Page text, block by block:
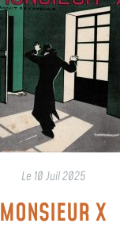
Le 10 Juil 2025
MONSIEUR X